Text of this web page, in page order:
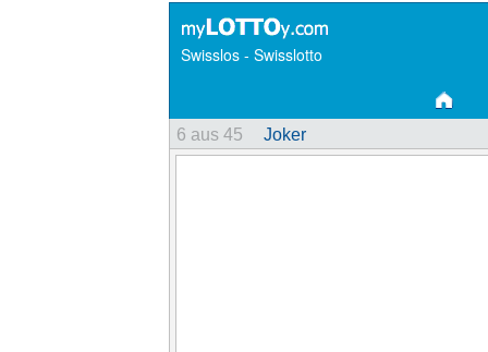
Swisslos - Swisslotto
6 aus 45 Joker